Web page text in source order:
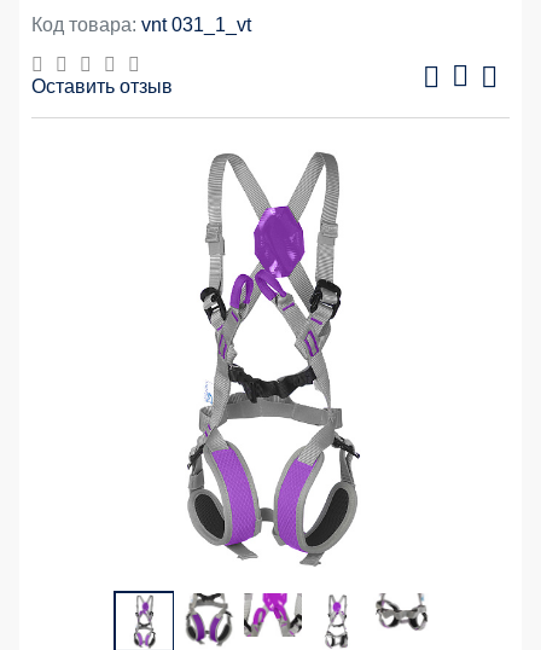
Код товара: vnt 031_1_vt
Оставить отзыв